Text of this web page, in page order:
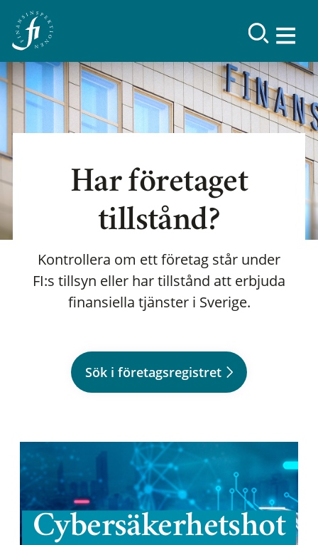
Har företaget
tillstånd?
Kontrollera om ett företag står under
FI:s tillsyn eller har tillstånd att erbjuda
finansiella tjänster i Sverige.
Sök i företagsregistret
Cybersäkerhetshot